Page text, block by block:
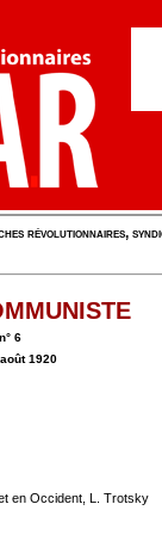
révolutionnaires,
6
1920
en Occident, L. Trotsky